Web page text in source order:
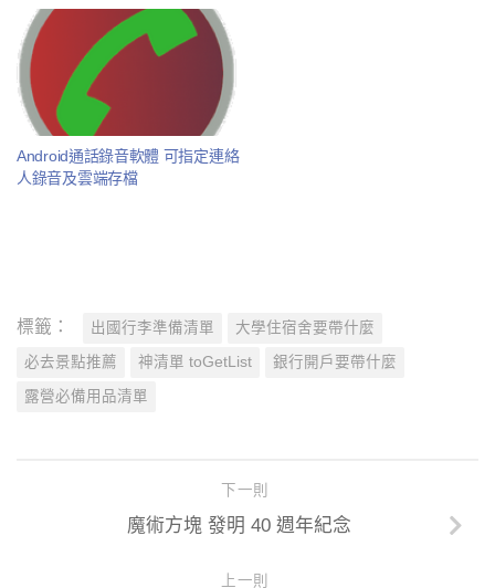
Android通話錄音軟體 可指定連絡
人錄音及雲端存檔
標籤： 出國行李準備清單 大學住宿舍要帶什麼
必去景點推薦 神清單 toGetList 銀行開戶要帶什麼
露營必備用品清單
下一則
魔術方塊 發明 40 週年紀念
上一則